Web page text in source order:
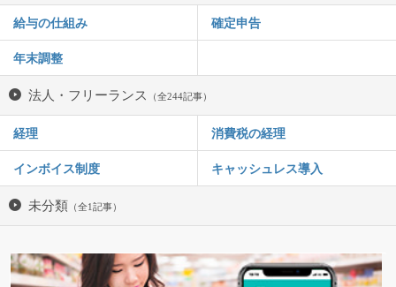
給与の仕組み 確定申告
年末調整
法人・フリーランス （全244記事）
経理 消費税の経理
インボイス制度 キャッシュレス導入
未分類 （全1記事）